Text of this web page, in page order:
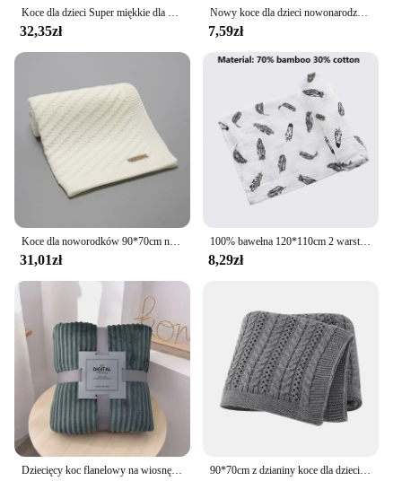
Koce dla dzieci Super miękkie dla noworodka dzianina bawełniana miesiąc owijka dla niemowląt kołdry dziecięce 90*70cm pokrowce do spania dla niemowląt chłopców
32,35zł
Nowy koce dla dzieci nowonarodzony Super miękki bambusowe bawełniane śliniaki dla dzieci muślinowy owijka dla niemowląt 120x110cm pokrowiec na wózek na wycieczkę dla dzieci
7,59zł
Koce dla noworodków 90*70cm noworodek miesiąc owijka dla niemowląt kołdry oddychające maluch chłopięce dziewczynki pokrowiec do spania na wózek
31,01zł
100% bawełna 120*110cm 2 warstwy noworodka wanienka czepek ręcznikowy muślinowa kocyk do owijania dla dzieci opakowanie pokrowiec na wózek sprzedaż hurtowa Dropshipp
8,29zł
90*70cm z dzianiny koce dla dzieci nowonarodzonych chłopców dziewczynki wózek kołyska owijka dla niemowląt koc malucha do rzucania na zewnątrz kołdry maty